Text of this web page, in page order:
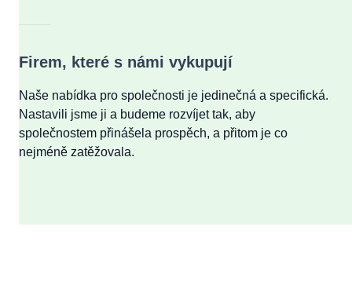
Firem, které s námi vykupují
Naše nabídka pro společnosti je jedinečná a specifická.
Nastavili jsme ji a budeme rozvíjet tak, aby
společnostem přinášela prospěch, a přitom je co
nejméně zatěžovala.